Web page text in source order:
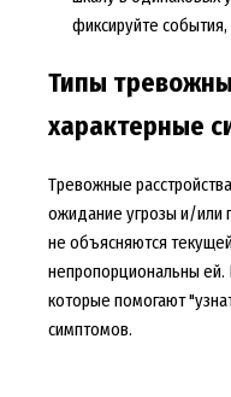
фиксируйте события,
Типы
характерные
Тревожные
ожидание угрозы и/или
не объясняются
непропорциональны
которые помогают
симптомов.